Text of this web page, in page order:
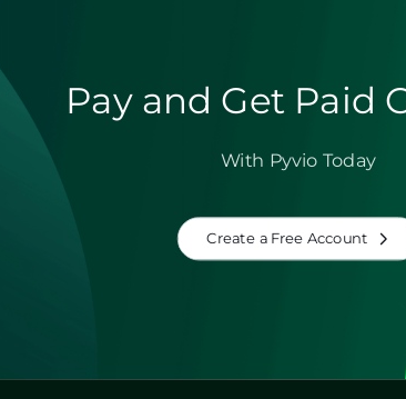
Pay and Get Paid
With Pyvio Today
Create a Free Account